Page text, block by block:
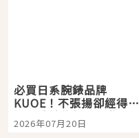
必買日系腕錶品牌
KUOE！不張揚卻經得起
時間洗鍊的經典之作五
選
2026年07月20日